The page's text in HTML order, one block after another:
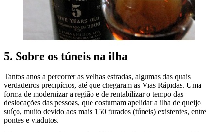
5. Sobre os túneis na ilha
Tantos anos a percorrer as velhas estradas, algumas das quais
verdadeiros precipícios, até que chegaram as Vias Rápidas. Uma
forma de modernizar a região e de rentabilizar o tempo das
deslocações das pessoas, que costumam apelidar a ilha de queijo
suíço, muito devido aos mais 150 furados (túneis) existentes, entre
pontes e viadutos.